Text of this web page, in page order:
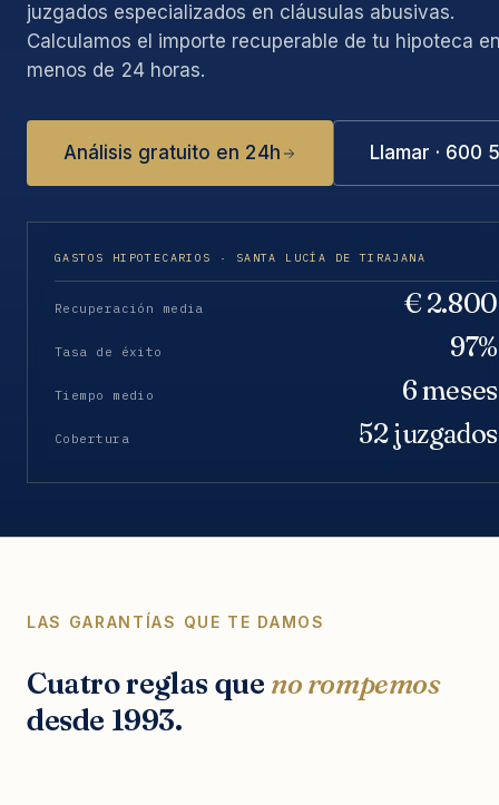
juzgados especializados en cláusulas abusivas.
Calculamos el importe recuperable de tu hipoteca
menos de 24 horas.
Análisis gratuito en 24h Llamar · 600
GASTOS HIPOTECARIOS · SANTA LUCÍA DE TIRAJANA
Recuperación media € 2.800
Tasa de éxito 97%
Tiempo medio 6 meses
Cobertura 52 juzgados
LAS GARANTÍAS QUE TE DAMOS
Cuatro reglas que no rompemos
desde 1993.